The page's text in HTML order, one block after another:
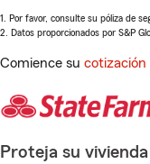
1. Por favor, consulte su póliza de
2. Datos proporcionados por S&P
Comience su cotización
Proteja su